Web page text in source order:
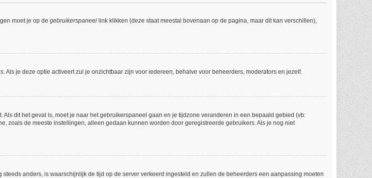
moet je op de gebruikerspaneel link klikken (deze staat meestal bovenaan op de pagina, maar dit kan verschillen),
. Als je deze optie activeert zul je onzichtbaar zijn voor iedereen, behalve voor beheerders, moderators en jezelf.
dit het geval is, moet je naar het gebruikerspaneel gaan en je tijdzone veranderen in een bepaald gebied (vb:
zoals de meeste instellingen, alleen gedaan kunnen worden door geregistreerde gebruikers. Als je nog niet
anders, is waarschijnlijk de tijd op de server verkeerd ingesteld en zullen de beheerders een aanpassing moeten